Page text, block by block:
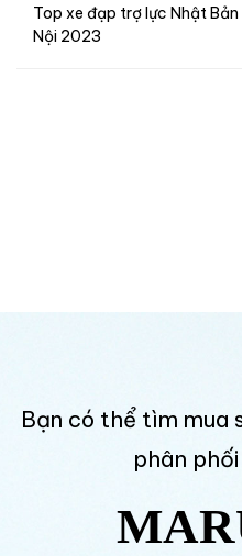
Top xe đạp trợ lực Nhật
Nội 2023
Bạn có thể tìm mua
phân